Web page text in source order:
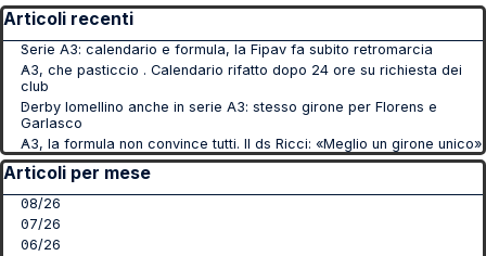
Salta blocco Articoli recenti
Articoli recenti
Serie A3: calendario e formula, la Fipav fa subito retromarcia
A3, che pasticcio . Calendario rifatto dopo 24 ore su richiesta dei
club
Derby lomellino anche in serie A3: stesso girone per Florens e
Garlasco
A3, la formula non convince tutti. Il ds Ricci: «Meglio un girone unico»
Salta blocco Articoli per mese
Articoli per mese
08/26
07/26
06/26